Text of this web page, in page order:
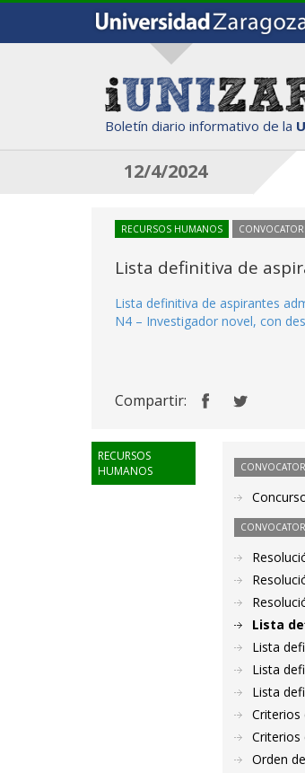
Boletín diario informativo de la
12/4/2024
RECURSOS HUMANOS
Lista definitiva de
Lista definitiva de aspirantes
N4 – Investigador novel, con
Compartir:
RECURSOS
HUMANOS
Lista
Lista
Lista
Lista
Criterios
Criterios
Orden